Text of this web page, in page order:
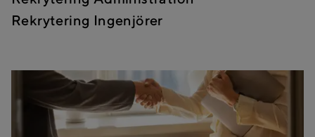
Rekrytering Ingenjörer